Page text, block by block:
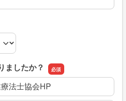
ましたか？
法士協会HP